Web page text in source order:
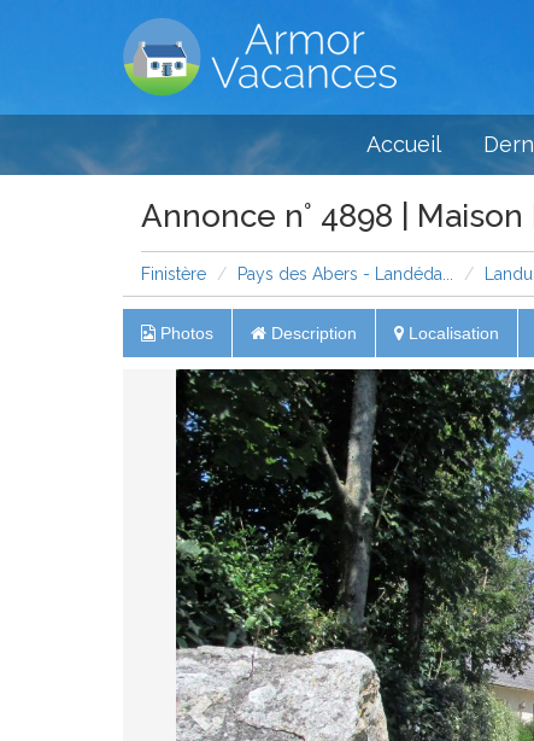
Accueil
Annonce n° 4898 |
Finistère Pays des Abers - Landéda...
Photos Description Localisation